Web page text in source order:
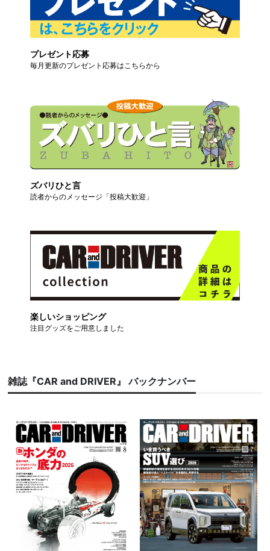
プレゼント応募
毎月更新のプレゼント応募はこちらから
ズバリひと言
読者からのメッセージ「投稿大歓迎」
楽しいショッピング
注目グッズをご用意しました
雑誌『CAR and DRIVER』 バックナンバー